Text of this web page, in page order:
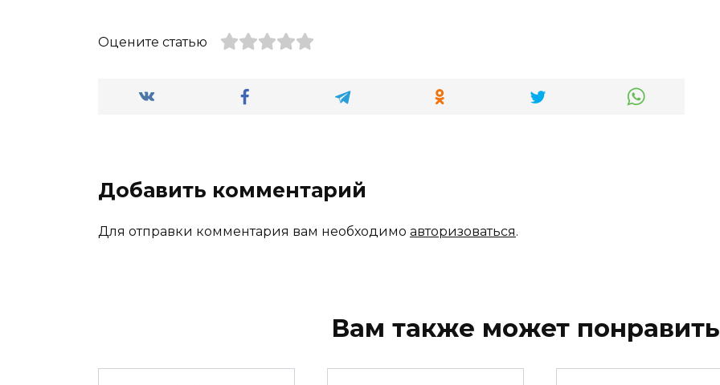
Оцените статью
Добавить комментарий
Для отправки комментария вам необходимо авторизоваться.
Вам также может